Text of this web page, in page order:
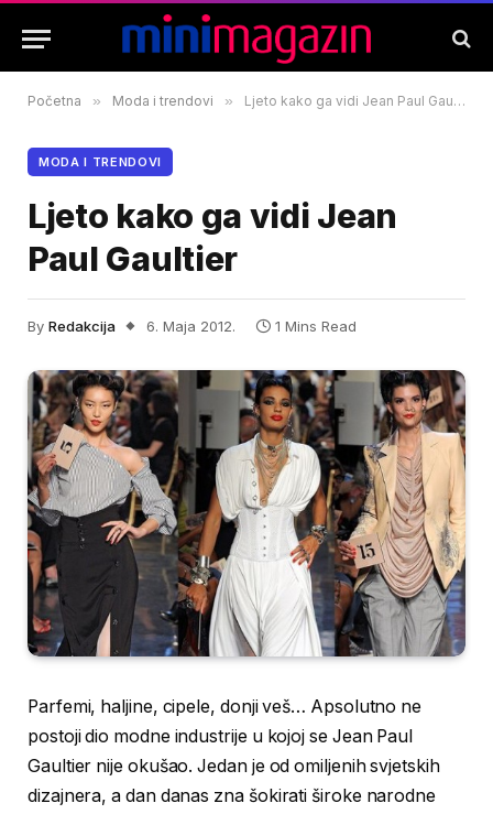
Početna » Moda i trendovi » Ljeto kako ga vidi Jean Paul Gaultier
MODA I TRENDOVI
Ljeto kako ga vidi Jean
Paul Gaultier
By Redakcija 6. Maja 2012. 1 Mins Read
Parfemi, haljine, cipele, donji veš… Apsolutno ne
postoji dio modne industrije u kojoj se Jean Paul
Gaultier nije okušao. Jedan je od omiljenih svjetskih
dizajnera, a dan danas zna šokirati široke narodne